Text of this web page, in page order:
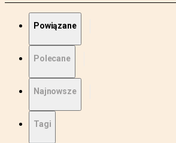
Powiązane
Polecane
Najnowsze
Tagi